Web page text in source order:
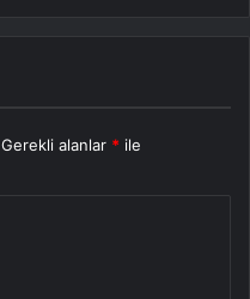
Gerekli alanlar * ile